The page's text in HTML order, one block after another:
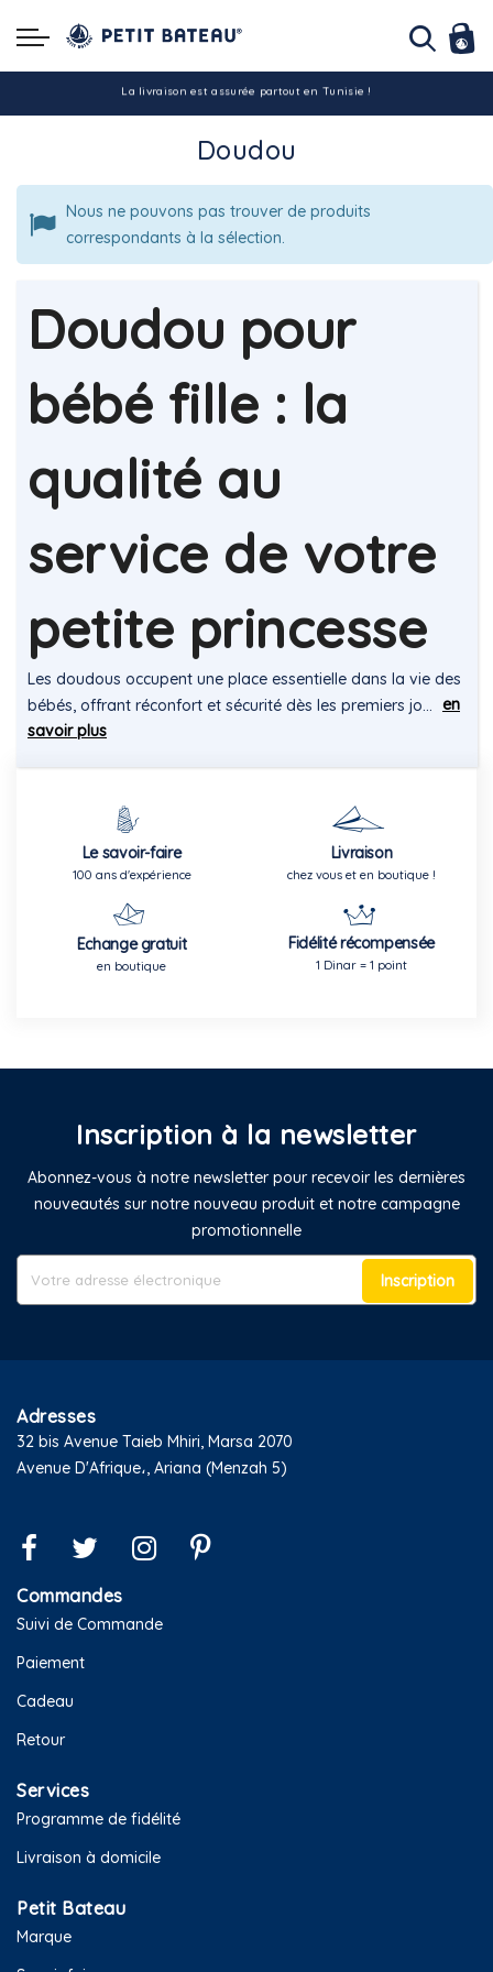
La livraison est assurée partout en Tunisie !
-10% pour tout paiement par carte bancaire (hors promo)
Doudou
Nous ne pouvons pas trouver de produits
correspondants à la sélection.
Doudou pour
bébé fille : la
qualité au
service de votre
petite princesse
Les doudous occupent une place essentielle dans la vie des
bébés, offrant réconfort et sécurité dès les premiers jo... en
savoir plus
Le savoir-faire
100 ans d'expérience
Livraison
chez vous et en boutique !
Echange gratuit
en boutique
Fidélité récompensée
1 Dinar = 1 point
Inscription à la newsletter
Abonnez-vous à notre newsletter pour recevoir les dernières
nouveautés sur notre nouveau produit et notre campagne
promotionnelle
Inscription
Adresses
32 bis Avenue Taieb Mhiri, Marsa 2070
Avenue D'Afrique،, Ariana (Menzah 5)
Commandes
Suivi de Commande
Paiement
Cadeau
Retour
Services
Programme de fidélité
Livraison à domicile
Petit Bateau
Marque